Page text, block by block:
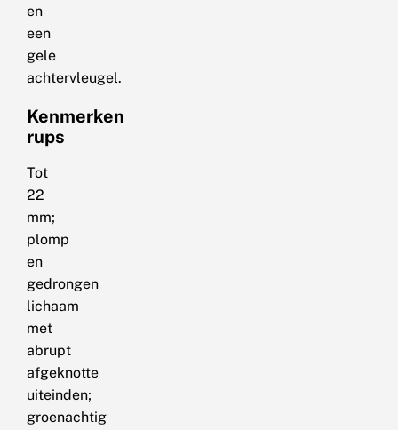
en
een
gele
achtervleugel.
Kenmerken
rups
Tot
22
mm;
plomp
en
gedrongen
lichaam
met
abrupt
afgeknotte
uiteinden;
groenachtig